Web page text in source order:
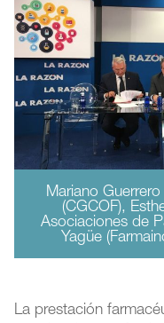
Mariano
(CGCOF),
Asociaciones de
Yagüe
La prestación